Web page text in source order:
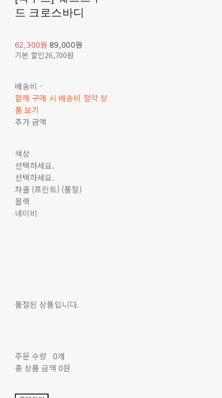
드 크로스바디
62,300원 89,000원
기본 할인26,700원
배송비 -
함께 구매 시 배송비 절약 상
품 보기
추가 금액
색상
선택하세요.
선택하세요.
차콜 (프린트) (품절)
블랙
네이비
품절된 상품입니다.
주문 수량 0개
총 상품 금액 0원